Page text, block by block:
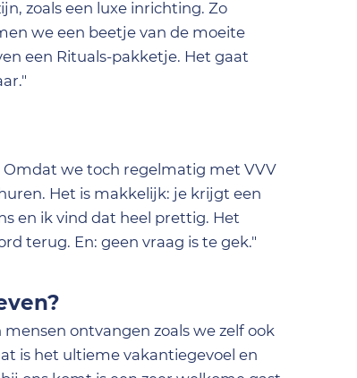
zoals een luxe inrichting. Zo
we een beetje van de moeite
een Rituals-pakketje. Het gaat
Omdat we toch regelmatig met VVV
Het is makkelijk: je krijgt een
en ik vind dat heel prettig. Het
terug. En: geen vraag is te gek."
ontvangen zoals we zelf ook
is het ultieme vakantiegevoel en